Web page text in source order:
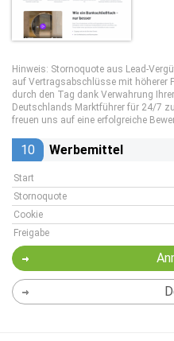
Hinweis: Stornoquote aus Lead-
auf Vertragsabschlüsse mit höherer
durch den Tag dank Verwahrung
Deutschlands Marktführer für 24/7
freuen uns auf eine erfolgreiche
10 Werbemittel
Start
Stornoquote
Cookie
Freigabe